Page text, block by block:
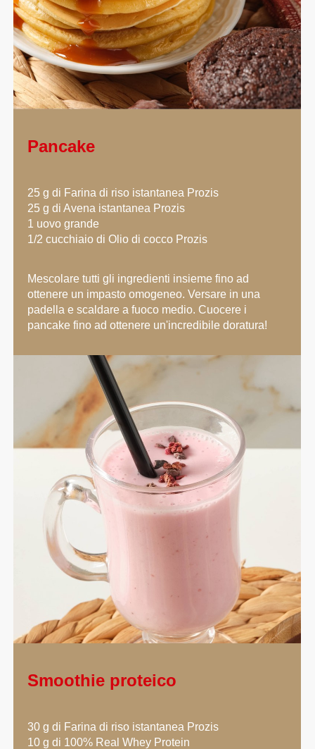
Pancake
25 g di Farina di riso istantanea Prozis
25 g di Avena istantanea Prozis
1 uovo grande
1/2 cucchiaio di Olio di cocco Prozis
Mescolare tutti gli ingredienti insieme fino ad
ottenere un impasto omogeneo. Versare in una
padella e scaldare a fuoco medio. Cuocere i
pancake fino ad ottenere un'incredibile doratura!
Smoothie proteico
30 g di Farina di riso istantanea Prozis
10 g di 100% Real Whey Protein